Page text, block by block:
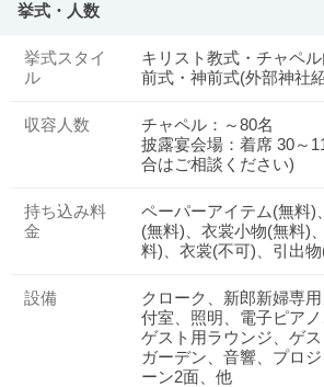
挙式・人数
挙式スタイ
ル
キリスト教式・チャペ
前式・神前式(外部神社
収容人数
チャペル：～80名
披露宴会場：着席 30～
合はご相談ください)
持ち込み料
金
ペーパーアイテム(無料)
(無料)、衣裳小物(無料)
料)、衣裳(不可)、引出
設備
クローク、新郎新婦専
付室、照明、電子ピアノ
ゲスト用ラウンジ、ゲ
ガーデン、音響、プロ
ーン2面、他